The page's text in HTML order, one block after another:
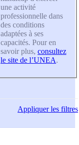
une activité
professionnelle dans
des conditions
adaptées à ses
capacités. Pour en
savoir plus, consultez
le site de l’UNEA.
Appliquerles filtres